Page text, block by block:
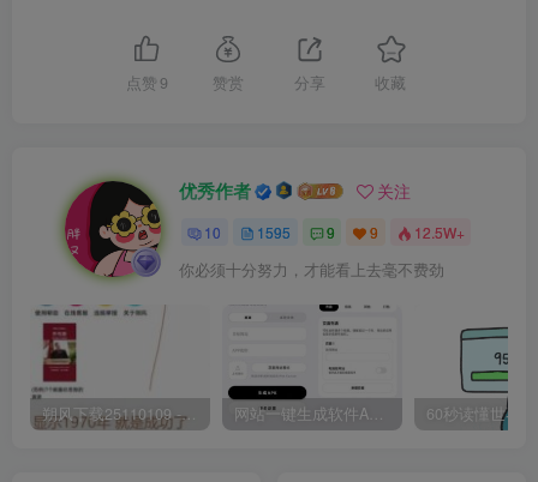
点赞 9 赞赏 分享 收藏
优秀作者 关注
10 1595 9 9 12.5W+
你必须十分努力，才能看上去毫不费劲
朔风下载25110109 -磁力下载神器-去VIP限制版本 网站一键生成软件APP 完美版 同时支持打包html文件